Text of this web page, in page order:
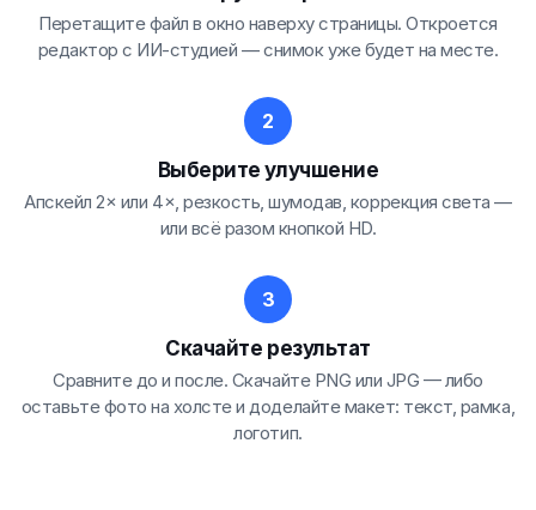
Перетащите файл в окно наверху страницы. Откроется
редактор с ИИ-студией — снимок уже будет на месте.
Выберите улучшение
Апскейл 2× или 4×, резкость, шумодав, коррекция света —
или всё разом кнопкой HD.
Скачайте результат
Сравните до и после. Скачайте PNG или JPG — либо
оставьте фото на холсте и доделайте макет: текст, рамка,
логотип.